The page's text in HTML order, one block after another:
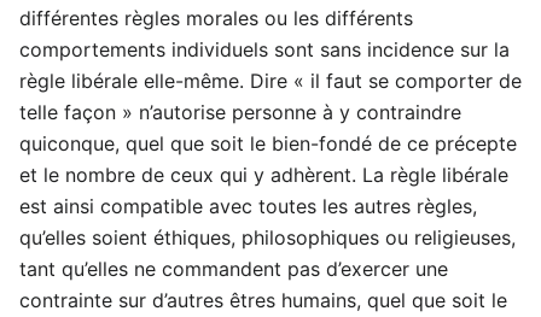
différentes règles morales ou les différents
comportements individuels sont sans incidence sur la
règle libérale elle-même. Dire « il faut se comporter de
telle façon » n’autorise personne à y contraindre
quiconque, quel que soit le bien-fondé de ce précepte
et le nombre de ceux qui y adhèrent. La règle libérale
est ainsi compatible avec toutes les autres règles,
qu’elles soient éthiques, philosophiques ou religieuses,
tant qu’elles ne commandent pas d’exercer une
contrainte sur d’autres êtres humains, quel que soit le